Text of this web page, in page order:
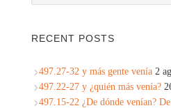
RECENT POSTS
497.27-32 y más gente venía 2
497.22-27 y ¿quién más venía?
497.15-22 ¿De dónde venían?